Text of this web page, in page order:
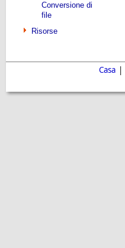
Conversione di
file
Risorse
Casa |